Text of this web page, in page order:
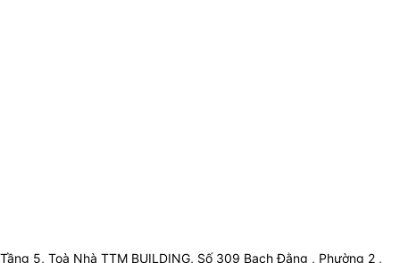
Tầng 5, Toà Nhà TTM BUILDING, Số 309 Bạch Đằng , Phường 2 ,